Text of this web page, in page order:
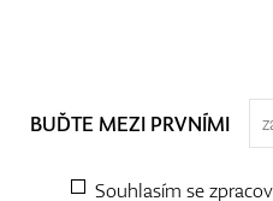
BUĎTE MEZI PRVNÍMI
Souhlasím se